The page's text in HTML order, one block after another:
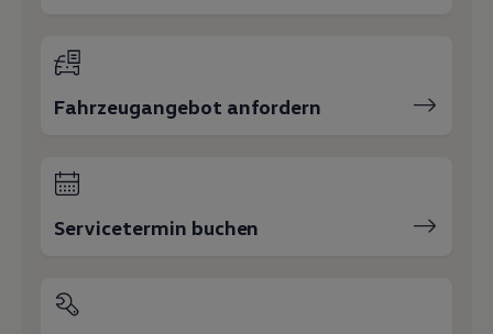
Fahrzeugangebot anfordern
Servicetermin buchen